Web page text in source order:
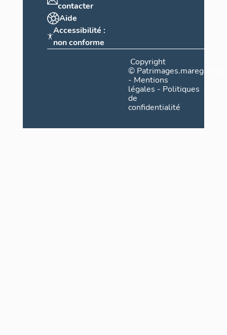
contacter
Aide
Accessibilité :
non conforme
Copyright
©
- Mentions
légales - Politiques
de
confidentialité